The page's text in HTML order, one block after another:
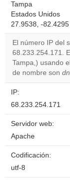
Tampa
Estados Unidos
27.9538, -82.4295
El número IP del
68.233.254.171.
Tampa,) usando
de nombre son
IP:
68.233.254.171
Servidor web:
Apache
Codificación:
utf-8